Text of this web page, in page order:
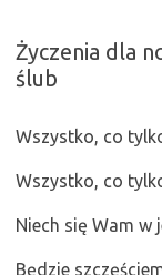
Życzenia dla
ślub
Wszystko, co
Wszystko, co
Niech się Wam w
Będzie